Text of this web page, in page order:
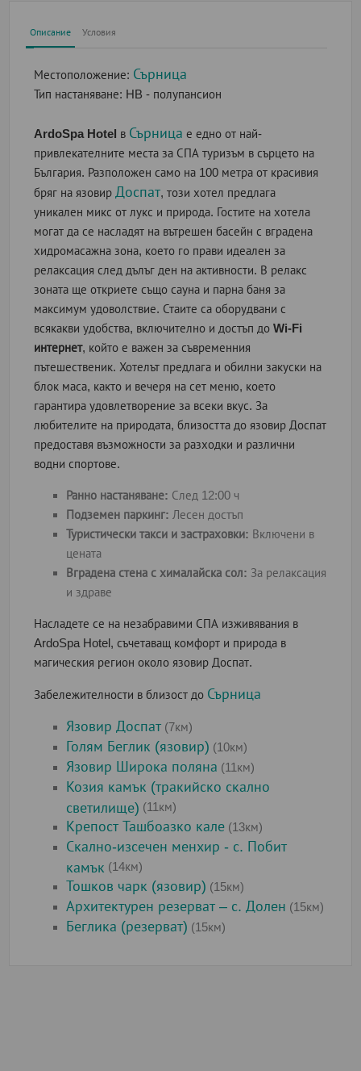
Описание Условия
Местоположение: Сърница
Тип настаняване: HB - полупансион
ArdoSpa Hotel в Сърница е едно от най-
привлекателните места за СПА туризъм в сърцето на
България. Разположен само на 100 метра от красивия
бряг на язовир Доспат, този хотел предлага
уникален микс от лукс и природа. Гостите на хотела
могат да се насладят на вътрешен басейн с вградена
хидромасажна зона, което го прави идеален за
релаксация след дълъг ден на активности. В релакс
зоната ще откриете също сауна и парна баня за
максимум удоволствие. Стаите са оборудвани с
всякакви удобства, включително и достъп доWi-Fi
интернет, който е важен за съвременния
пътешественик. Хотелът предлага и обилни закуски на
блок маса, както и вечеря на сет меню, което
гарантира удовлетворение за всеки вкус. За
любителите на природата, близостта до язовир Доспат
предоставя възможности за разходки и различни
водни спортове.
Ранно настаняване: След 12:00 ч
Подземен паркинг: Лесен достъп
Туристически такси и застраховки: Включени в
цената
Вградена стена с хималайска сол: За релаксация
и здраве
Насладете се на незабравими СПА изживявания в
ArdoSpa Hotel, съчетаващ комфорт и природа в
магическия регион около язовир Доспат.
Забележителности в близост до Сърница
Язовир Доспат (7км)
Голям Беглик (язовир) (10км)
Язовир Широка поляна (11км)
Козия камък (тракийско скално
светилище) (11км)
Крепост Ташбоазко кале (13км)
Скално-изсечен менхир - с. Побит
камък (14км)
Тошков чарк (язовир) (15км)
Архитектурен резерват – с. Долен (15км)
Беглика (резерват) (15км)